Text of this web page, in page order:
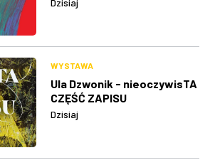
WYSTAWA
Ula Dzwonik - nieoczywisTA
CZĘŚĆ ZAPISU
Dzisiaj